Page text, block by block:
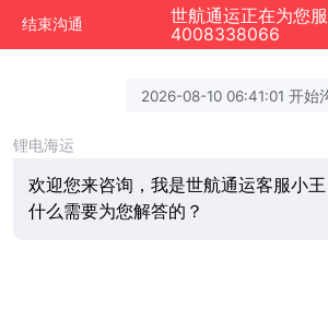
结束沟通
世航通运正在为您
4008338066
2026-08-10 06:41:01 开始
锂电海运
欢迎您来咨询，我是世航通运客服小
什么需要为您解答的？